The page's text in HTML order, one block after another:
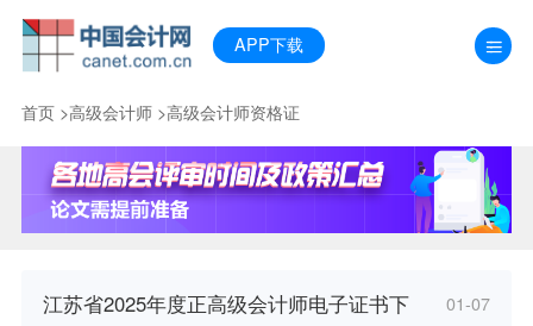
APP下载
首页>高级会计师>高级会计师资格证
江苏省2025年度正高级会计师电子证书下 01-07